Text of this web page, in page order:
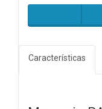
Características